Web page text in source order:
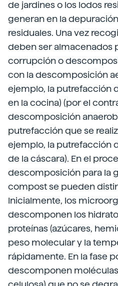
de jardines o los lodos
generan en la
residuales. Una vez
deben ser almacenados
corrupción o
con la descomposición
ejemplo, la putrefacción
en la cocina) (por el
descomposición
putrefacción que se
ejemplo, la putrefacción
de la cáscara). En el
descomposición para la
compost se pueden
Inicialmente, los
descomponen los
proteínas (azúcares,
peso molecular y la
rápidamente. En la fase
descomponen